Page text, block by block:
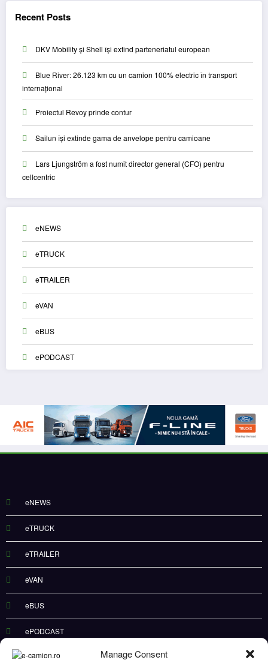
Manage Consent
Recent Posts
DKV Mobility și Shell își extind parteneriatul european
Blue River: 26.123 km cu un camion 100% electric în transport
internațional
Proiectul Revoy prinde contur
Sailun își extinde gama de anvelope pentru camioane
Lars Ljungström a fost numit director general (CFO) pentru
cellcentric
eNEWS
eTRUCK
eTRAILER
eVAN
eBUS
ePODCAST
eNEWS
eTRUCK
eTRAILER
eVAN
eBUS
ePODCAST